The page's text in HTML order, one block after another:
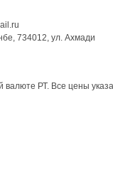
734012, ул. Ахмади
валюте РТ. Все цены